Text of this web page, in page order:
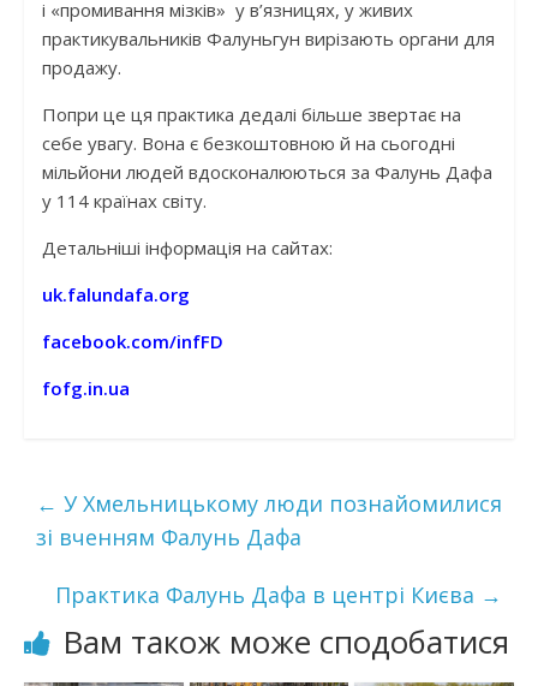
і «промивання мізків» у в’язницях, у живих
практикувальників Фалуньгун вирізають органи для
продажу.
Попри це ця практика дедалі більше звертає на
себе увагу. Вона є безкоштовною й на сьогодні
мільйони людей вдосконалюються за Фалунь Дафа
у 114 країнах світу.
Детальніші інформація на сайтах:
uk.falundafa.org
facebook.com/infFD
fofg.in.ua
← У Хмельницькому люди познайомилися
зі вченням Фалунь Дафа
Практика Фалунь Дафа в центрі Києва →
Вам також може сподобатися